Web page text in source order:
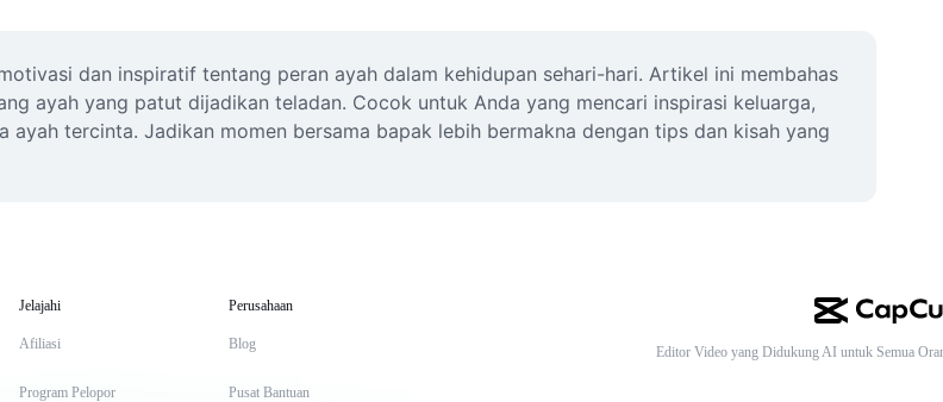
dan inspiratif tentang peran ayah dalam kehidupan sehari-hari. Artikel ini membahas
ayah yang patut dijadikan teladan. Cocok untuk Anda yang mencari inspirasi keluarga,
ayah tercinta. Jadikan momen bersama bapak lebih bermakna dengan tips dan kisah yang
Jelajahi
Afiliasi
Program Pelopor
Perusahaan
Blog
Pusat Bantuan
Editor Video yang Didukung AI untuk Semua